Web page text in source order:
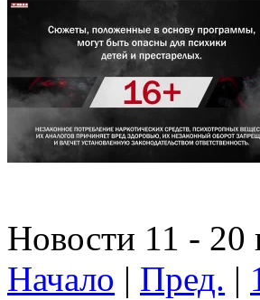
Новости 11 - 20
Начало | Пред. |